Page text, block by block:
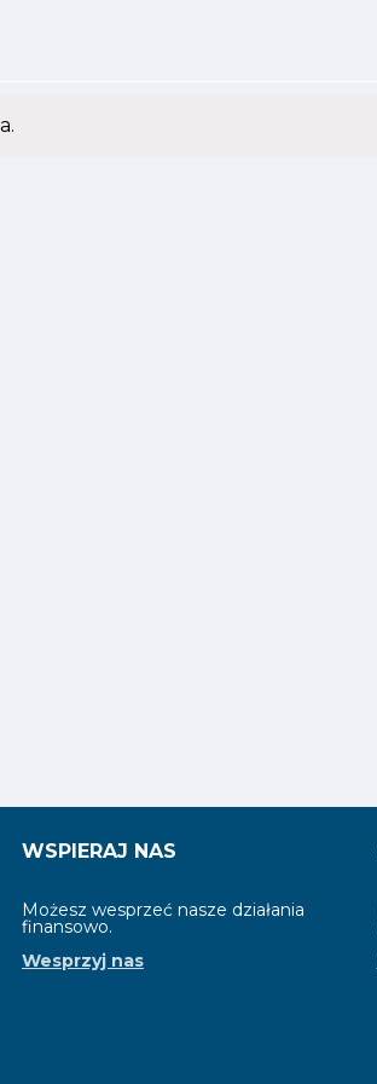
WSPIERAJ NAS
Możesz wesprzeć nasze działania
finansowo.
Wesprzyj nas